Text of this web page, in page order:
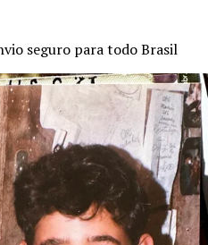
seguro para todo Brasil